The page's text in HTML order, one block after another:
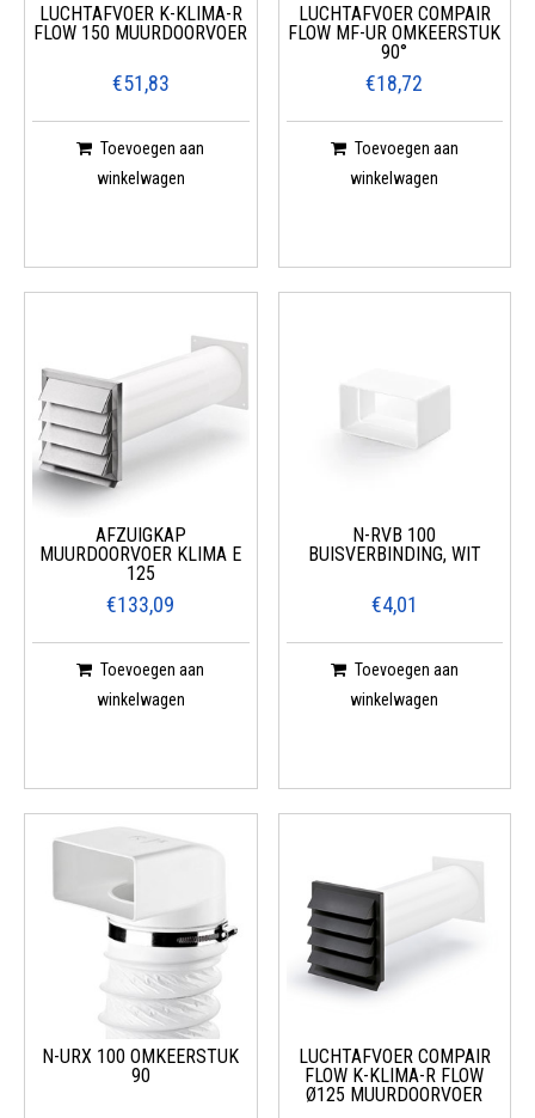
LUCHTAFVOER K-KLIMA-R
FLOW 150 MUURDOORVOER
€51,83
Toevoegen aan
winkelwagen
LUCHTAFVOER COMPAIR
FLOW MF-UR OMKEERSTUK
90°
€18,72
Toevoegen aan
winkelwagen
AFZUIGKAP
MUURDOORVOER KLIMA E
125
€133,09
Toevoegen aan
winkelwagen
N-RVB 100
BUISVERBINDING, WIT
€4,01
Toevoegen aan
winkelwagen
N-URX 100 OMKEERSTUK
90
LUCHTAFVOER COMPAIR
FLOW K-KLIMA-R FLOW
Ø125 MUURDOORVOER